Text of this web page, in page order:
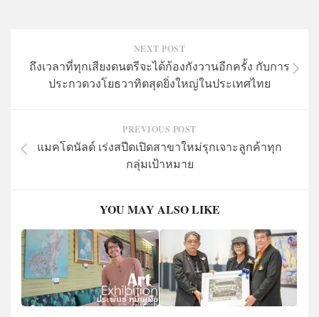
NEXT POST
ถึงเวลาที่ทุกเสียงดนตรีจะได้ก้องกังวานอีกครั้ง กับการ
ประกวดวงโยธวาทิตสุดยิ่งใหญ่ในประเทศไทย
PREVIOUS POST
แมคโดนัลด์ เร่งสปีดเปิดสาขาใหม่รุกเจาะลูกค้าทุก
กลุ่มเป้าหมาย
YOU MAY ALSO LIKE